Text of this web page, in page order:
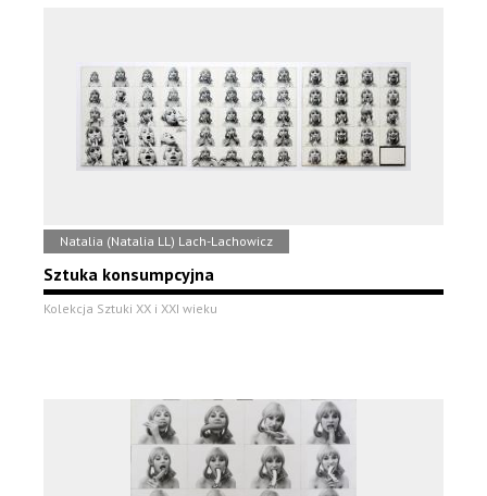
Natalia (Natalia LL) Lach-Lachowicz
Sztuka konsumpcyjna
Kolekcja Sztuki XX i XXI wieku